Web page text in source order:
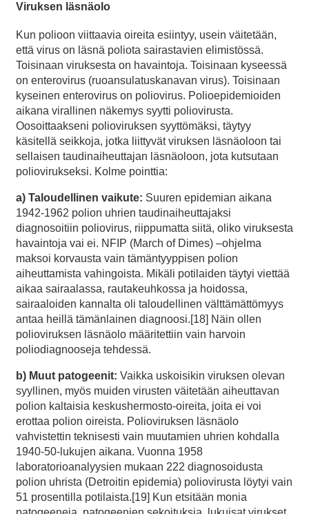
Viruksen läsnäolo
Kun polioon viittaavia oireita esiintyy, usein väitetään,
että virus on läsnä poliota sairastavien elimistössä.
Toisinaan viruksesta on havaintoja. Toisinaan kyseessä
on enterovirus (ruoansulatuskanavan virus). Toisinaan
kyseinen enterovirus on poliovirus. Polioepidemioiden
aikana virallinen näkemys syytti poliovirusta.
Oosoittaakseni polioviruksen syyttömäksi, täytyy
käsitellä seikkoja, jotka liittyvät viruksen läsnäoloon tai
sellaisen taudinaiheuttajan läsnäoloon, jota kutsutaan
poliovirukseksi. Kolme pointtia:
a) Taloudellinen vaikute: Suuren epidemian aikana
1942-1962 polion uhrien taudinaiheuttajaksi
diagnosoitiin poliovirus, riippumatta siitä, oliko viruksesta
havaintoja vai ei. NFIP (March of Dimes) –ohjelma
maksoi korvausta vain tämäntyyppisen polion
aiheuttamista vahingoista. Mikäli potilaiden täytyi viettää
aikaa sairaalassa, rautakeuhkossa ja hoidossa,
sairaaloiden kannalta oli taloudellinen välttämättömyys
antaa heillä tämänlainen diagnoosi.[18] Näin ollen
polioviruksen läsnäolo määritettiin vain harvoin
poliodiagnooseja tehdessä.
b) Muut patogeenit: Vaikka uskoisikin viruksen olevan
syyllinen, myös muiden virusten väitetään aiheuttavan
polion kaltaisia keskushermosto-oireita, joita ei voi
erottaa polion oireista. Polioviruksen läsnäolo
vahvistettin teknisesti vain muutamien uhrien kohdalla
1940-50-lukujen aikana. Vuonna 1958
laboratorioanalyysien mukaan 222 diagnosoidusta
polion uhrista (Detroitin epidemia) poliovirusta löytyi vain
51 prosentilla potilaista.[19] Kun etsitään monia